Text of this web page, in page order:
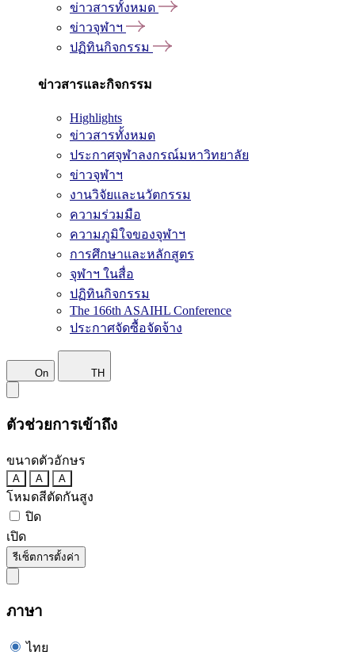
ข่าวสารทั้งหมด
ข่าวจุฬาฯ
ปฏิทินกิจกรรม
ข่าวสารและกิจกรรม
Highlights
ข่าวสารทั้งหมด
ประกาศจุฬาลงกรณ์มหาวิทยาลัย
ข่าวจุฬาฯ
งานวิจัยและนวัตกรรม
ความร่วมมือ
ความภูมิใจของจุฬาฯ
การศึกษาและหลักสูตร
จุฬาฯ ในสื่อ
ปฏิทินกิจกรรม
The 166th ASAIHL Conference
ประกาศจัดซื้อจัดจ้าง
On TH
ตัวช่วยการเข้าถึง
ขนาดตัวอักษร
A A A
โหมดสีตัดกันสูง
ปิด
เปิด
รีเซ็ตการตั้งค่า
ภาษา
ไทย